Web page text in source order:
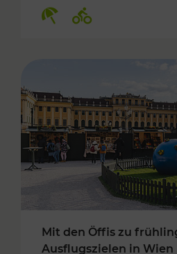
Mit den Öffis zu
Ausflugszielen in Wien